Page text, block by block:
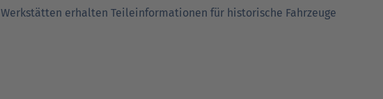
Werkstätten erhalten Teileinformationen für historische Fahrzeuge